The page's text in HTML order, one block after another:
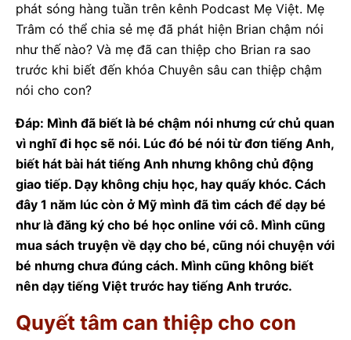
phát sóng hàng tuần trên kênh Podcast Mẹ Việt. Mẹ
Trâm có thể chia sẻ mẹ đã phát hiện Brian chậm nói
như thế nào? Và mẹ đã can thiệp cho Brian ra sao
trước khi biết đến khóa Chuyên sâu can thiệp chậm
nói cho con?
Đáp: Mình đã biết là bé chậm nói nhưng cứ chủ quan
vì nghĩ đi học sẽ nói. Lúc đó bé nói từ đơn tiếng Anh,
biết hát bài hát tiếng Anh nhưng không chủ động
giao tiếp. Dạy không chịu học, hay quấy khóc. Cách
đây 1 năm lúc còn ở Mỹ mình đã tìm cách để dạy bé
như là đăng ký cho bé học online với cô. Mình cũng
mua sách truyện về dạy cho bé, cũng nói chuyện với
bé nhưng chưa đúng cách. Mình cũng không biết
nên dạy tiếng Việt trước hay tiếng Anh trước.
Quyết tâm can thiệp cho con